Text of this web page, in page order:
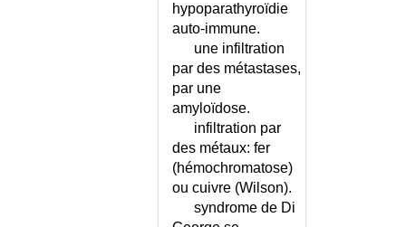
INSUFFISANCE CARDIAQUE -
INSUFFISANCE CARDIAQUE -
INSUFFISANCE CARDIAQUE DU
INSUFFISANCE CARDIAQUE
SYSTO OU DIASTO ?
CORONARIENNE - ECHELLE
hypoparathyroïdie
auto-immune.
une infiltration
par des métastases,
par une
amyloïdose.
infiltration par
des métaux: fer
(hémochromatose)
ou cuivre (Wilson).
syndrome de Di